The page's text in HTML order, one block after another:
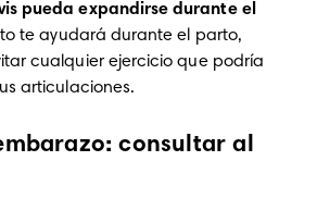
pueda expandirse durante el
te ayudará durante el parto,
cualquier ejercicio que podría
articulaciones.
consultar al